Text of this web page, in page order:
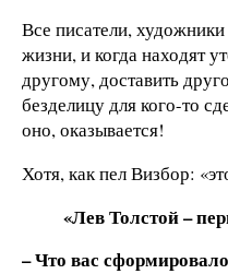
Все писатели,
жизни, и когда находят
другому, доставить
безделицу для кого-то
оно, оказывается!
Хотя, как пел Визбор:
«Лев Толстой –
– Что вас